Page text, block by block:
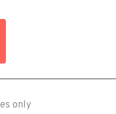
only